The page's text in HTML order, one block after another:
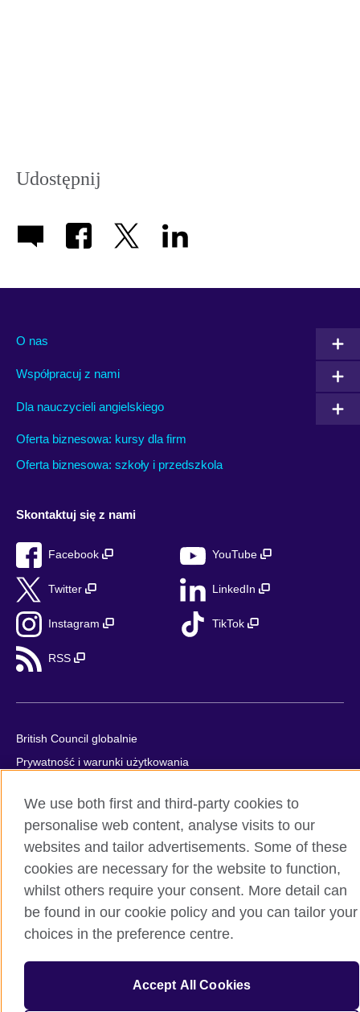
Udostępnij
O nas
Współpracuj z nami
Dla nauczycieli angielskiego
Oferta biznesowa: kursy dla firm
Oferta biznesowa: szkoły i przedszkola
Skontaktuj się z nami
Facebook YouTube
Twitter LinkedIn
Instagram TikTok
RSS
British Council globalnie
Prywatność i warunki użytkowania
Mapa strony
© 2026 British Council
British Council jest międzynarodową organizacją reprezentującą
Zjednoczone Królestwo Wielkiej Brytanii i Irlandii Północnej.
Fundacja British Council jest jednostką zależną British Council
UK.
We use both first and third-party cookies to
personalise web content, analyse visits to our
websites and tailor advertisements. Some of these
cookies are necessary for the website to function,
whilst others require your consent. More detail can
be found in our cookie policy and you can tailor your
choices in the preference centre.
Accept All Cookies